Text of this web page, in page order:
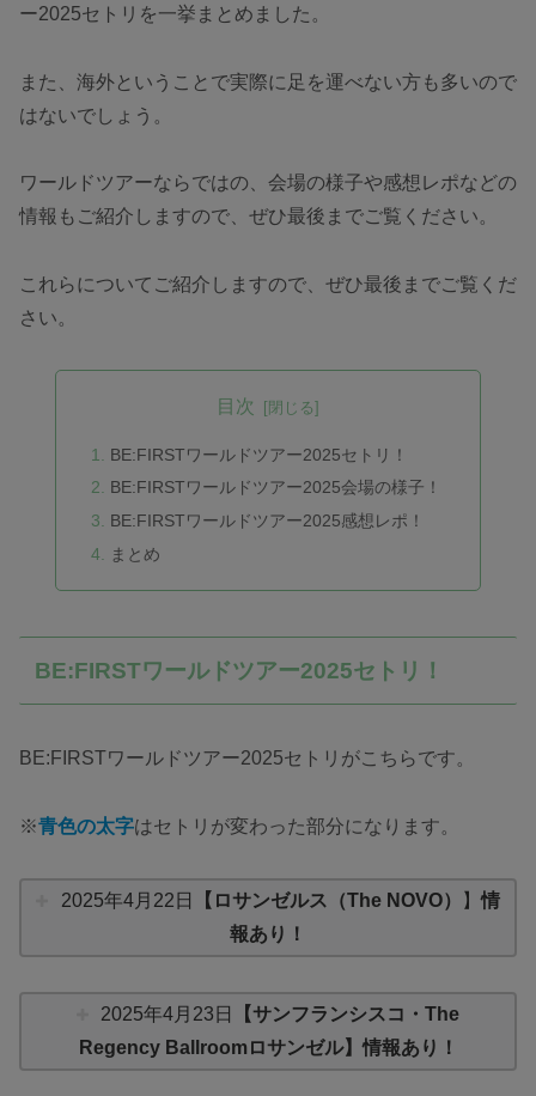
ー2025セトリを一挙まとめました。
また、海外ということで実際に足を運べない方も多いので
はないでしょう。
ワールドツアーならではの、会場の様子や感想レポなどの
情報もご紹介しますので、ぜひ最後までご覧ください。
これらについてご紹介しますので、ぜひ最後までご覧くだ
さい。
目次
BE:FIRSTワールドツアー2025セトリ！
BE:FIRSTワールドツアー2025会場の様子！
BE:FIRSTワールドツアー2025感想レポ！
まとめ
BE:FIRSTワールドツアー2025セトリ！
BE:FIRSTワールドツアー2025セトリがこちらです。
※青色の太字はセトリが変わった部分になります。
2025年4月22日 【ロサンゼルス（The NOVO） 】情
報あり！
2025年4月23日
【サンフランシスコ・The
Regency Ballroomロサンゼル】情報あり！